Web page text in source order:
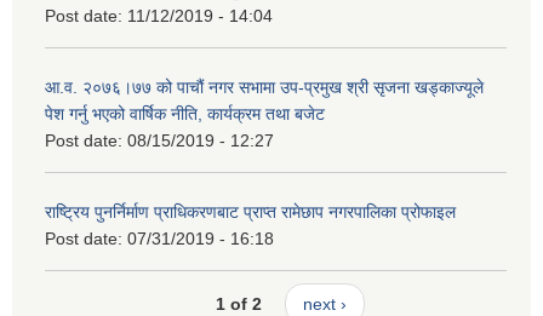
Post date: 11/12/2019 - 14:04
आ.व. २०७६।७७ को पाचौं नगर सभामा उप-प्रमुख श्री सृजना खड्काज्यूले
पेश गर्नु भएको वार्षिक नीति, कार्यक्रम तथा बजेट
Post date: 08/15/2019 - 12:27
राष्ट्रिय पुनर्निर्माण प्राधिकरणबाट प्राप्त रामेछाप नगरपालिका प्रोफाइल
Post date: 07/31/2019 - 16:18
1 of 2 next ›